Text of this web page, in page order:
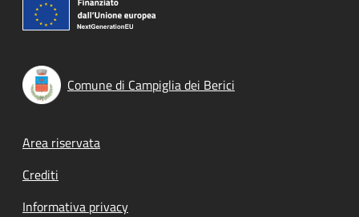
Comune di Campiglia dei Berici
Footer menu
Area riservata
Crediti
Informativa privacy